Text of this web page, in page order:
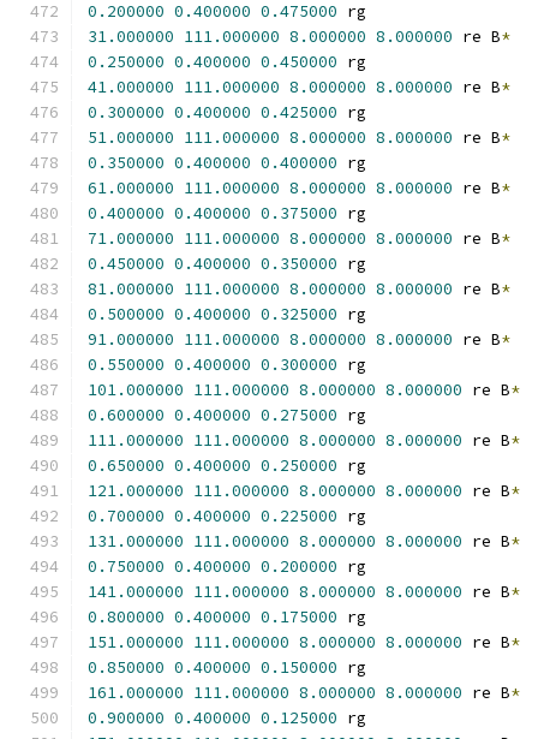
0.200000 0.400000 0.475000 rg
31.000000 111.000000 8.000000 8.000000 re B*
0.250000 0.400000 0.450000 rg
41.000000 111.000000 8.000000 8.000000 re B*
0.300000 0.400000 0.425000 rg
51.000000 111.000000 8.000000 8.000000 re B*
0.350000 0.400000 0.400000 rg
61.000000 111.000000 8.000000 8.000000 re B*
0.400000 0.400000 0.375000 rg
71.000000 111.000000 8.000000 8.000000 re B*
0.450000 0.400000 0.350000 rg
81.000000 111.000000 8.000000 8.000000 re B*
0.500000 0.400000 0.325000 rg
91.000000 111.000000 8.000000 8.000000 re B*
0.550000 0.400000 0.300000 rg
101.000000 111.000000 8.000000 8.000000 re B*
0.600000 0.400000 0.275000 rg
111.000000 111.000000 8.000000 8.000000 re B*
0.650000 0.400000 0.250000 rg
121.000000 111.000000 8.000000 8.000000 re B*
0.700000 0.400000 0.225000 rg
131.000000 111.000000 8.000000 8.000000 re B*
0.750000 0.400000 0.200000 rg
141.000000 111.000000 8.000000 8.000000 re B*
0.800000 0.400000 0.175000 rg
151.000000 111.000000 8.000000 8.000000 re B*
0.850000 0.400000 0.150000 rg
161.000000 111.000000 8.000000 8.000000 re B*
0.900000 0.400000 0.125000 rg